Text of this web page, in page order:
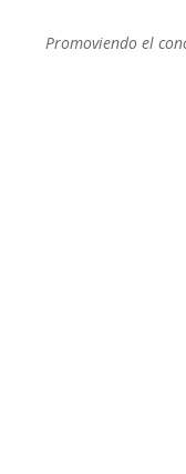
Promoviendo el